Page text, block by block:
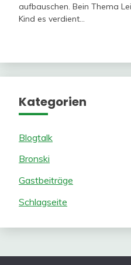
aufbauschen. Bein Thema
Kind es verdient…
Kategorien
Blogtalk
Bronski
Gastbeiträge
Schlagseite